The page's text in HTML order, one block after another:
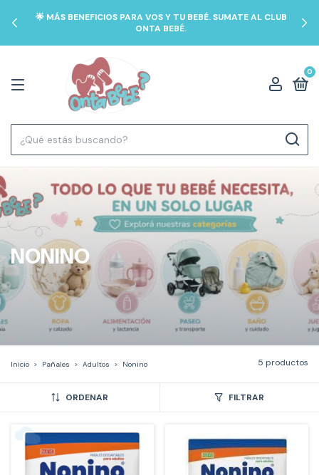
🌟 MÁS BENEFICIOS PARA VOS Y TU BEBÉ. SUMATE AL CLUB
ONTA BEBÉ.
0
NONINO
Inicio > Pañales > Adultos > Nonino 5 productos
ORDENAR FILTRAR